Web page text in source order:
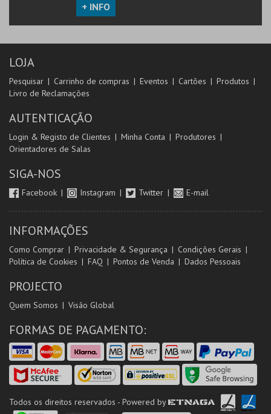
+ INFO
LOJA
Pesquisar Carrinho de compras Eventos Cartões
Produtos
Livro de Reclamações
AUTENTICAÇÃO
Login & Registo de Clientes Minha Conta
Produtores
Orientadores de Salas
SIGA-NOS
Facebook Instagram Twitter E-mail
INFORMAÇÕES
Como Comprar Privacidade & Segurança
Condições Gerais
Política de Cookies
FAQ Pontos de Venda Dados Pessoais
PROJECTO
Quem Somos Visão Global
FORMAS DE PAGAMENTO:
Todos os direitos reservados - Powered by ETNAGA